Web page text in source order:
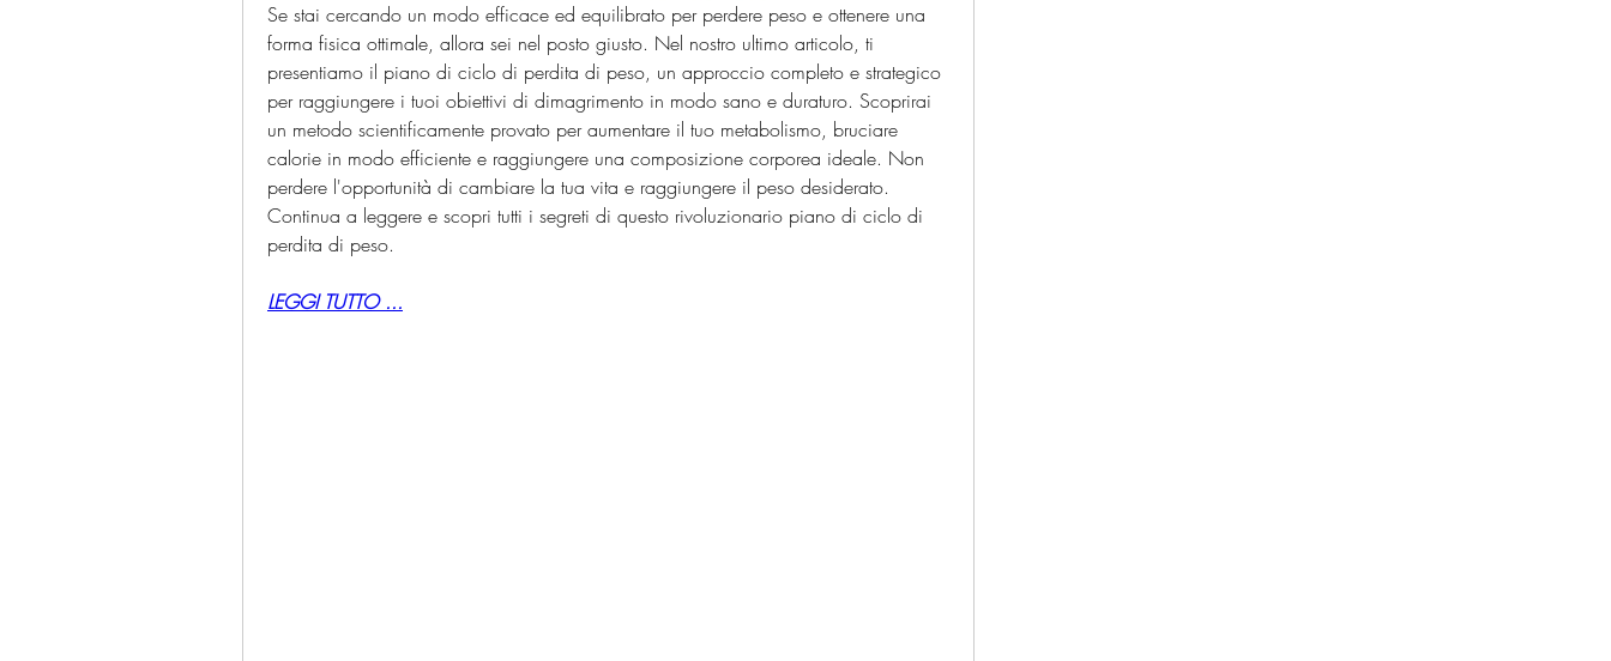
Se stai cercando un modo efficace ed equilibrato per perdere peso e ottenere una
forma fisica ottimale, allora sei nel posto giusto. Nel nostro ultimo articolo, ti
presentiamo il piano di ciclo di perdita di peso, un approccio completo e strategico
per raggiungere i tuoi obiettivi di dimagrimento in modo sano e duraturo. Scoprirai
un metodo scientificamente provato per aumentare il tuo metabolismo, bruciare
calorie in modo efficiente e raggiungere una composizione corporea ideale. Non
perdere l'opportunità di cambiare la tua vita e raggiungere il peso desiderato.
Continua a leggere e scopri tutti i segreti di questo rivoluzionario piano di ciclo di
perdita di peso.
LEGGI TUTTO ...